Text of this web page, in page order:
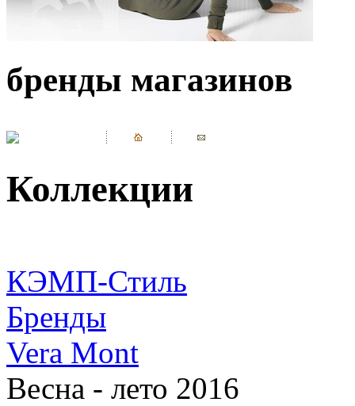
бренды магазинов
Коллекции
КЭМП-Стиль
Бренды
Vera Mont
Весна - лето 2016